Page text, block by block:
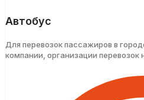
Автобус
Для перевозок пассажиров в
компании, организации перевозок